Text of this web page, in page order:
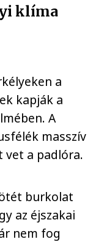
klíma
a
kapják a
A
masszív
vet a padlóra.
burkolat
az éjszakai
nem fog